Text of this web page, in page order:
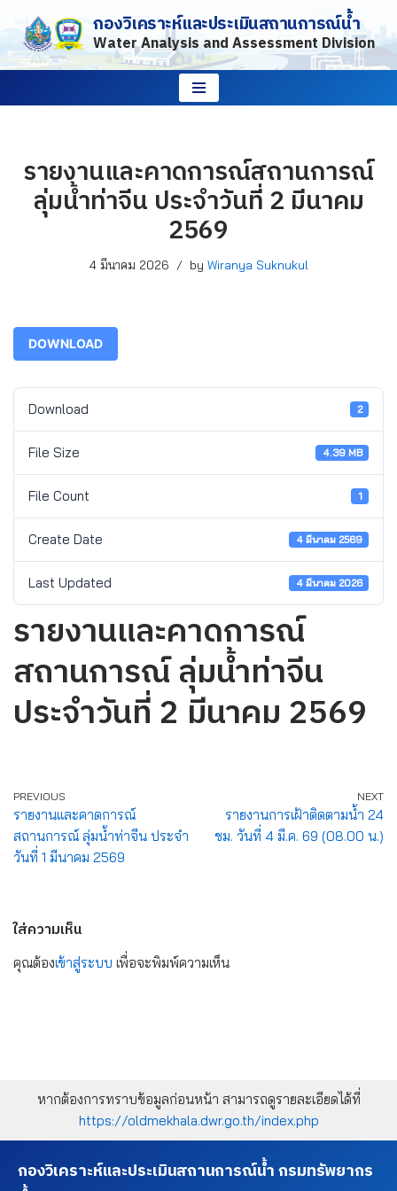
Skip
to
กองวิเคราะห์และประเมินสถานการณ์น้ำ
Water Analysis and Assessment Division
รายงานและคาดการณ์สถานการณ์
ลุ่มน้ำท่าจีน ประจำวันที่ 2 มีนาคม
2569
4 มีนาคม 2026 by Wiranya Suknukul
DOWNLOAD
Download 2
File Size 4.39 MB
File Count 1
Create Date 4 มีนาคม 2569
Last Updated 4 มีนาคม 2026
รายงานและคาดการณ์
สถานการณ์ ลุ่มน้ำท่าจีน
ประจำวันที่ 2 มีนาคม 2569
PREVIOUS
รายงานและคาดการณ์
สถานการณ์ ลุ่มน้ำท่าจีน ประจำ
วันที่ 1 มีนาคม 2569
NEXT
รายงานการเฝ้าติดตามน้ำ 24
ชม. วันที่ 4 มี.ค. 69 (08.00 น.)
ใส่ความเห็น
คุณต้องเข้าสู่ระบบ เพื่อจะพิมพ์ความเห็น
หากต้องการทราบข้อมูลก่อนหน้า สามารถดูรายละเอียดได้ที่
https://oldmekhala.dwr.go.th/index.php
กองวิเคราะห์และประเมินสถานการณ์น้ำ กรมทรัพยากร